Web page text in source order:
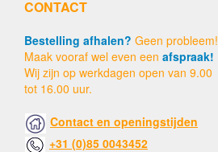
CONTACT
Bestelling afhalen? Geen probleem!
Maak vooraf wel even een afspraak!
Wij zijn op werkdagen open van 9.00
tot 16.00 uur.
Contact en openingstijden
+31 (0)85 0043452